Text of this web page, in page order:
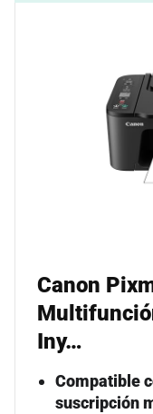
Canon
Iny…
Compatible
suscripción